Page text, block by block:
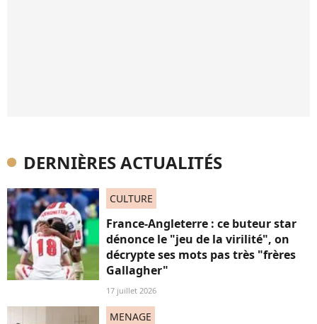
DERNIÈRES ACTUALITÉS
CULTURE
France-Angleterre : ce buteur star
dénonce le "jeu de la virilité", on
décrypte ses mots pas très "frères
Gallagher"
17 juillet 2026
MENAGE